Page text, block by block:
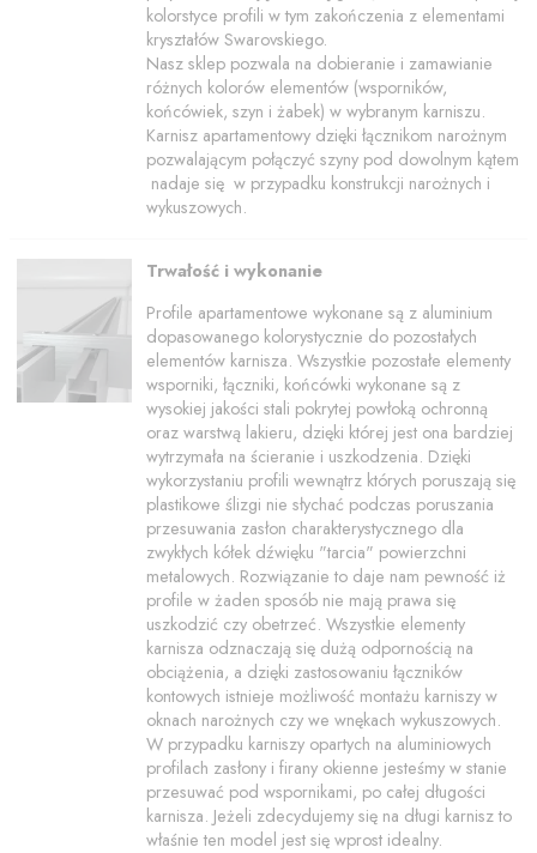
kolorstyce profili w tym zakończenia z elementami
kryształów Swarovskiego.
Nasz sklep pozwala na dobieranie i zamawianie
różnych kolorów elementów (wsporników,
końcówiek, szyn i żabek) w wybranym karniszu.
Karnisz apartamentowy dzięki łącznikom narożnym
pozwalającym połączyć szyny pod dowolnym kątem
nadaje się w przypadku konstrukcji narożnych i
wykuszowych.
Trwałość i wykonanie
Profile apartamentowe wykonane są z aluminium
dopasowanego kolorystycznie do pozostałych
elementów karnisza. Wszystkie pozostałe elementy
wsporniki, łączniki, końcówki wykonane są z
wysokiej jakości stali pokrytej powłoką ochronną
oraz warstwą lakieru, dzięki której jest ona bardziej
wytrzymała na ścieranie i uszkodzenia. Dzięki
wykorzystaniu profili wewnątrz których poruszają się
plastikowe ślizgi nie słychać podczas poruszania
przesuwania zasłon charakterystycznego dla
zwykłych kółek dźwięku "tarcia" powierzchni
metalowych. Rozwiązanie to daje nam pewność iż
profile w żaden sposób nie mają prawa się
uszkodzić czy obetrzeć. Wszystkie elementy
karnisza odznaczają się dużą odpornością na
obciążenia, a dzięki zastosowaniu łączników
kontowych istnieje możliwość montażu karniszy w
oknach narożnych czy we wnękach wykuszowych.
W przypadku karniszy opartych na aluminiowych
profilach zasłony i firany okienne jesteśmy w stanie
przesuwać pod wspornikami, po całej długości
karnisza. Jeżeli zdecydujemy się na długi karnisz to
właśnie ten model jest się wprost idealny.